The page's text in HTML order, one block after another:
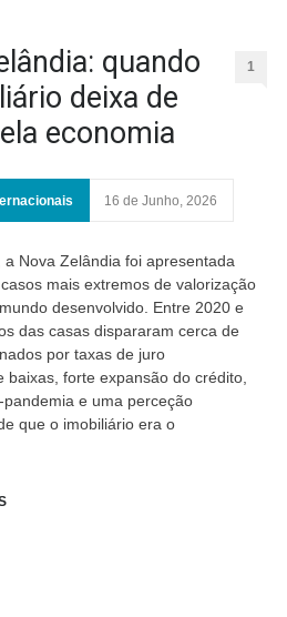
quando
deixa de
economia
1
16 de Junho, 2026
a Nova Zelândia foi apresentada
mais extremos de valorização
desenvolvido. Entre 2020 e
das casas dispararam cerca de
por taxas de juro
baixas, forte expansão do crédito,
e uma perceção
que o imobiliário era o